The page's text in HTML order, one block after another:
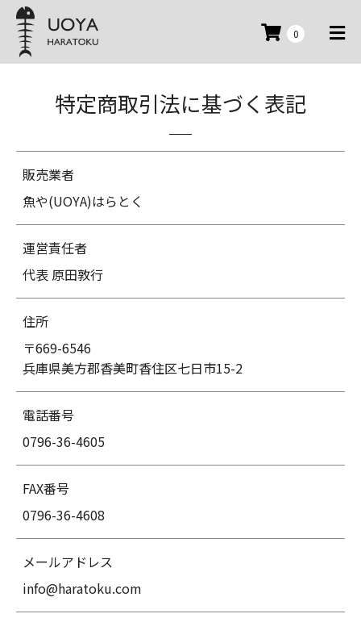
0
特定商取引法に基づく表記
販売業者
魚や(UOYA)はらとく
運営責任者
代表 原田敦行
住所
〒669-6546
兵庫県美方郡香美町香住区七日市15-2
電話番号
0796-36-4605
FAX番号
0796-36-4608
メールアドレス
info@haratoku.com